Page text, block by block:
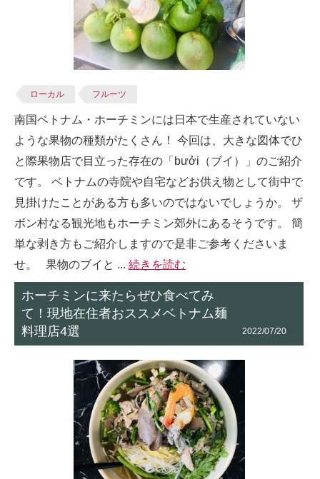
ローカル フルーツ
南国ベトナム・ホーチミンには日本で生産されていない
ような果物の種類がたくさん！ 今回は、大きな図体でひ
と際果物店で目立った存在の「bưởi（ブイ）」のご紹介
です。 ベトナムの寺院や自宅などお供え物として街中で
見掛けたことがある方も多いのではないでしょうか。 ザ
ボン村なる観光地もホーチミン郊外にあるそうです。 簡
単な剥き方もご紹介しますので是非ご参考くださいま
せ。 果物のブイと ... 続きを読む
ホーチミンに来たらぜひ食べてみ
て！現地在住者おススメベトナム麺
料理店4選
2022/07/20